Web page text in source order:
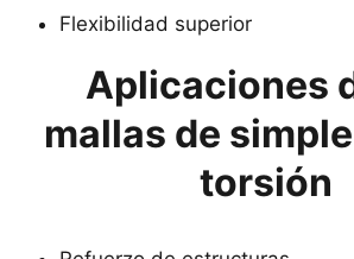
Flexibilidad superior
Aplicaciones
mallas de
torsión